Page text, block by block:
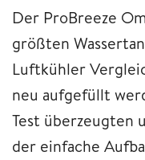
Der ProBreeze
größten
Luftkühler
neu aufgefüllt
Test überzeugten
der einfache